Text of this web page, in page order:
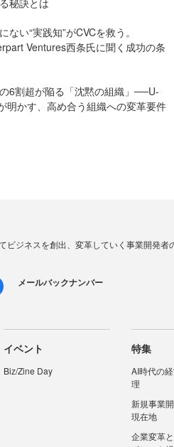
秘訣とは
ない“実践知”がCVCを救う。
Ventures西条氏に聞く成功の条
6割超が陥る「沈黙の組織」──U-
明かす、高め合う組織への変革要件
ジネスを創出、変革していく事業開発者
メールバックナンバー
イベント
Biz/Zine Day
特集
AI時代の
理
新規事業
現在地
企業変革